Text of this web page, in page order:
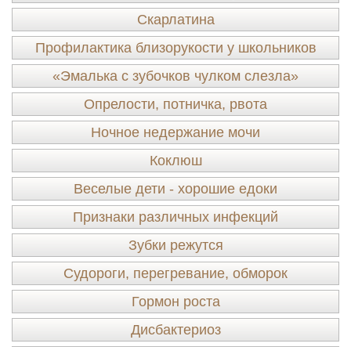
Скарлатина
Профилактика близорукости у школьников
«Эмалька с зубочков чулком слезла»
Опрелости, потничка, рвота
Ночное недержание мочи
Коклюш
Веселые дети - хорошие едоки
Признаки различных инфекций
Зубки режутся
Судороги, перегревание, обморок
Гормон роста
Дисбактериоз